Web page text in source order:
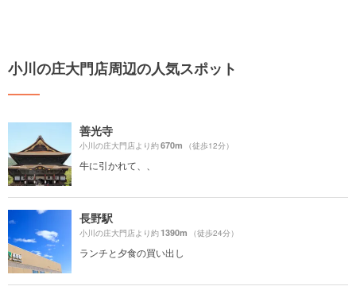
小川の庄大門店周辺の人気スポット
善光寺
小川の庄大門店より約670m （徒歩12分）
牛に引かれて、、
長野駅
小川の庄大門店より約1390m （徒歩24分）
ランチと夕食の買い出し